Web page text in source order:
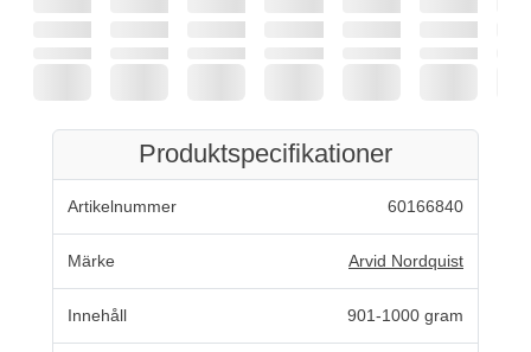
Produktspecifikationer
Artikelnummer 60166840
Märke Arvid Nordquist
Innehåll 901-1000 gram